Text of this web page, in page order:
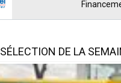
SÉLECTION DE LA